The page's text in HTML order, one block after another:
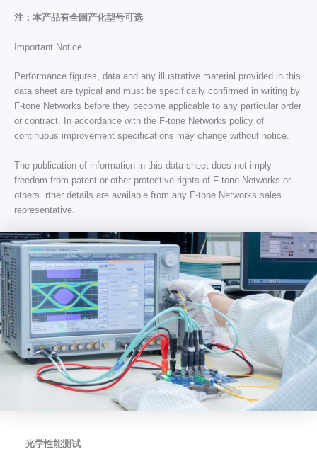
注：本产品有全国产化型号可选
Important Notice
Performance figures, data and any illustrative material provided in this
data sheet are typical and must be specifically confirmed in writing by
F-tone Networks before they become applicable to any particular order
or contract. In accordance with the F-tone Networks policy of
continuous improvement specifications may change without notice.
The publication of information in this data sheet does not imply
freedom from patent or other protective rights of F-tone Networks or
others. rther details are available from any F-tone Networks sales
representative.
光学性能测试